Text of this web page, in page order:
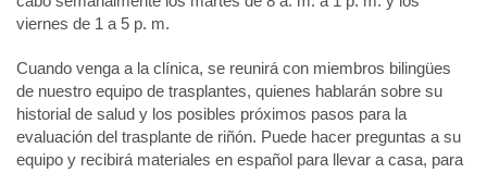
viernes de 1 a 5 p. m.
Cuando venga a la clínica, se reunirá con miembros bilingües
de nuestro equipo de trasplantes, quienes hablarán sobre su
historial de salud y los posibles próximos pasos para la
evaluación del trasplante de riñón. Puede hacer preguntas a su
equipo y recibirá materiales en español para llevar a casa, para